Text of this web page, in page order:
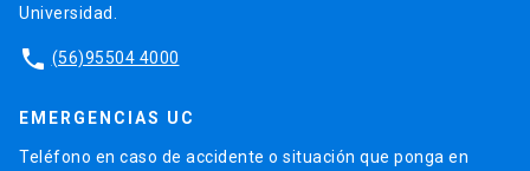
Universidad.
phone (56)95504 4000
EMERGENCIAS UC
Teléfono en caso de accidente o situación que ponga en